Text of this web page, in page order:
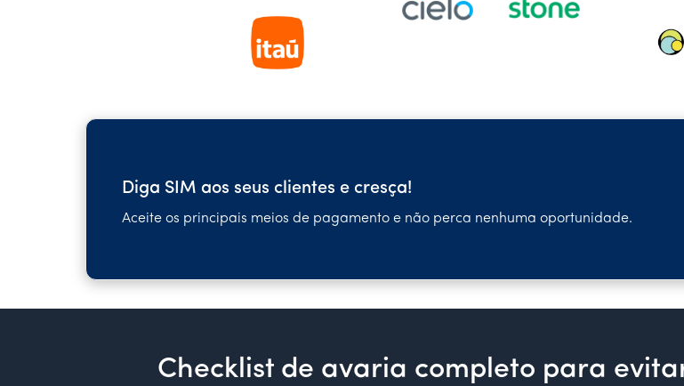
Diga SIM aos seus clientes e cresça!
Aceite os principais meios de pagamento e não perca nenhuma oportunidade.
Checklist de avaria completo para